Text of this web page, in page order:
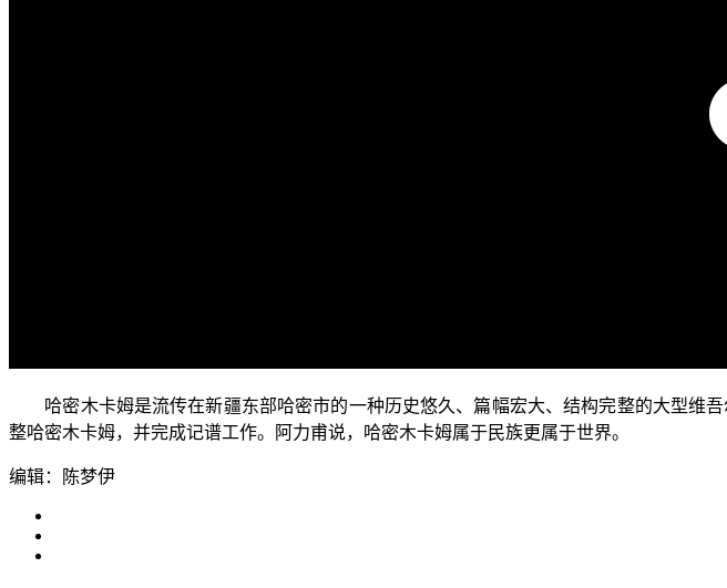
哈密木卡姆是流传在新疆东部哈密市的一种历史悠久、篇幅宏大、结构完整的大型维
整哈密木卡姆，并完成记谱工作。阿力甫说，哈密木卡姆属于民族更属于世界。
编辑：陈梦伊